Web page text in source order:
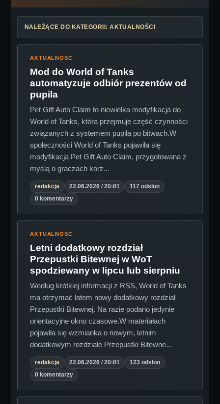
NALEŻĄCE DO KATEGORII: AKTUALNOŚCI
AKTUALNOSC
Mod do World of Tanks
automatyzuje odbiór prezentów od
pupila
Pet Gift Auto Claim to niewielka modyfikacja do
World of Tanks, która przejmuje część czynności
związanych z systemem pupila po bitwach.W
społeczności World of Tanks pojawiła się
modyfikacja Pet Gift Auto Claim, przygotowana z
myślą o graczach korz...
redakcja 22.06.2026 / 20:01
117 odslon
0 komentarzy
AKTUALNOSC
Letni dodatkowy rozdział
Przepustki Bitewnej w WoT
spodziewany w lipcu lub sierpniu
Według krótkiej informacji z RSS, World of Tanks
ma otrzymać latem nowy dodatkowy rozdział
Przepustki Bitewnej. Na razie podano jedynie
orientacyjne okno czasowe.W materiałach
pojawiła się wzmianka o nowym, letnim
dodatkowym rozdziale Przepustki Bitewne...
redakcja 22.06.2026 / 20:01
123 odslon
0 komentarzy